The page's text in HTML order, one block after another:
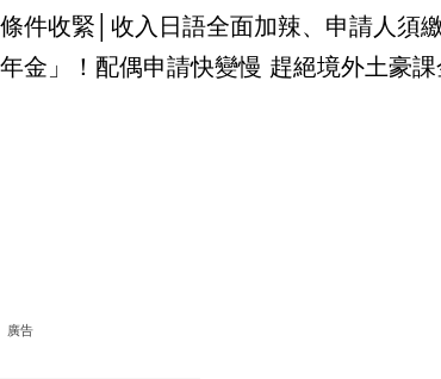
件收緊│收入日語全面加辣、申請人須
金」！配偶申請快變慢 趕絕境外土豪課
廣告